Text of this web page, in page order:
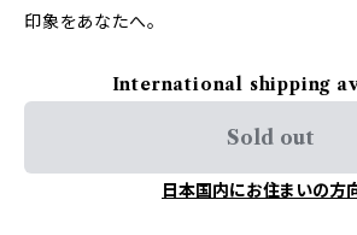
印象をあなたへ。
International shipping
Sold out
日本国内にお住まいの方